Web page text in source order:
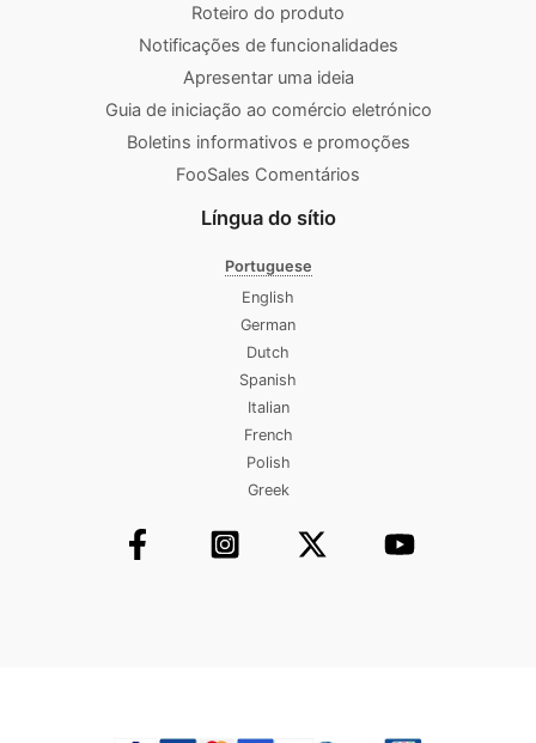
Roteiro do produto
Notificações de funcionalidades
Apresentar uma ideia
Guia de iniciação ao comércio eletrónico
Boletins informativos e promoções
FooSales Comentários
Língua do sítio
Portuguese
English
German
Dutch
Spanish
Italian
French
Polish
Greek